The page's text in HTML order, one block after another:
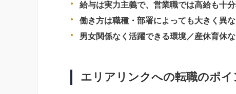
給与は実力主義で、営業職では高給も十
働き方は職種・部署によっても大きく異
男女関係なく活躍できる環境／産休育休
エリアリンクへの転職のポイ